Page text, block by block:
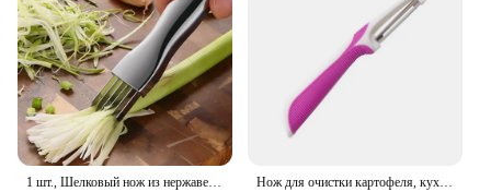
1 шт., Шелковый нож из нержавеющей стали Нож для очистки картофеля, кухонный бытовой инструмент из нержавеющей стали, многофункциональный инструмент для очистки картофеля, кухонный инструмент для овощей и фруктов